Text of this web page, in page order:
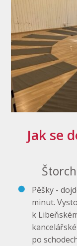
Jak se
Pěšky -
minut.
k
po